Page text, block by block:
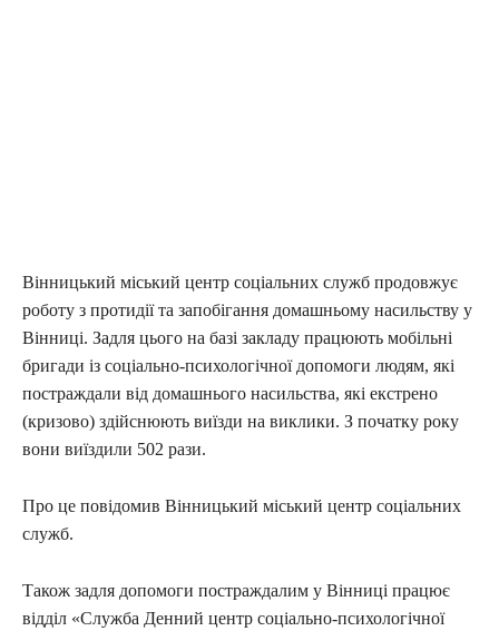
Вінницький міський центр соціальних служб продовжує
роботу з протидії та запобігання домашньому насильству у
Вінниці. Задля цього на базі закладу працюють мобільні
бригади із соціально-психологічної допомоги людям, які
постраждали від домашнього насильства, які екстрено
(кризово) здійснюють виїзди на виклики. З початку року
вони виїздили 502 рази.
Про це повідомив Вінницький міський центр соціальних
служб.
Також задля допомоги постраждалим у Вінниці працює
відділ «Служба Денний центр соціально-психологічної